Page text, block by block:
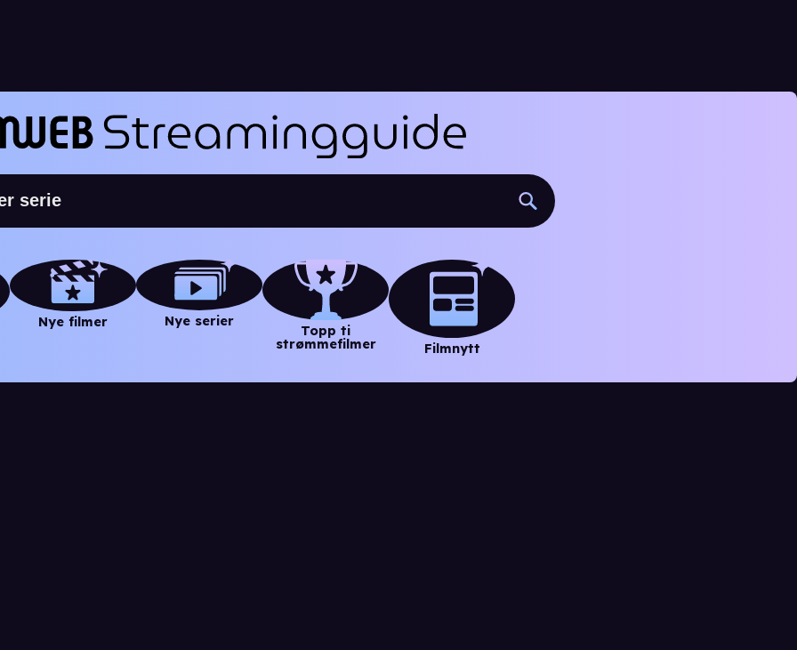
Nye filmer Nye serier
Topp ti
strømmefilmer
Filmnytt